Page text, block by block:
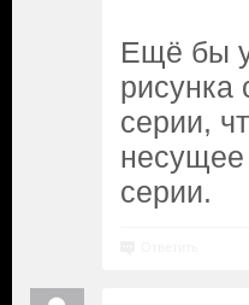
Ещё бы
рисунка
серии,
несущее
серии.